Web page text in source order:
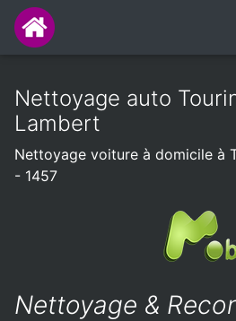
Nettoyage auto
Lambert
Nettoyage voiture à domicile à
- 1457
Nettoyage &